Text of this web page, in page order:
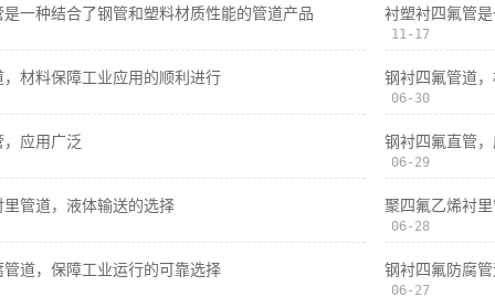
一种结合了钢管和塑料材质性能的管道产品 衬塑衬四氟管
11-17
材料保障工业应用的顺利进行 钢衬四氟管道
06-30
应用广泛 钢衬四氟直管
06-29
管道，液体输送的选择 聚四氟乙烯衬
06-28
道，保障工业运行的可靠选择 钢衬四氟防腐
06-27